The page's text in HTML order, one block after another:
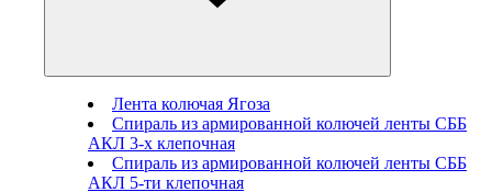
Лента колючая Ягоза
Спираль из армированной колючей ленты СББ
АКЛ 3-х клепочная
Спираль из армированной колючей ленты СББ
АКЛ 5-ти клепочная